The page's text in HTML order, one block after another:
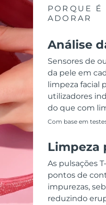
PORQUE É
ADORAR
Análise
Sensores de
da pele em
limpeza facial
utilizadores
do que com
Com base em
Limpeza
As pulsações
pontos de
impurezas,
reduzindo